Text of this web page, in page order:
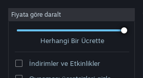
Giriş yap
Fiyata göre daralt
Herhangi Bir Ücrette
İndirimler ve Etkinlikler